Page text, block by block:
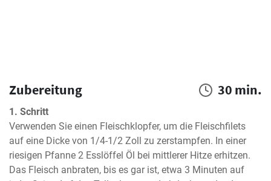
Zubereitung 30 min.
1. Schritt
Verwenden Sie einen Fleischklopfer, um die Fleischfilets
auf eine Dicke von 1/4-1/2 Zoll zu zerstampfen. In einer
riesigen Pfanne 2 Esslöffel Öl bei mittlerer Hitze erhitzen.
Das Fleisch anbraten, bis es gar ist, etwa 3 Minuten auf